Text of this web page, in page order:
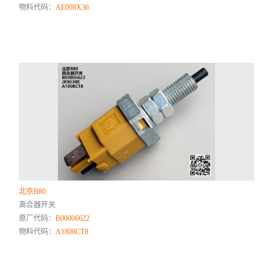
物料代码：AE008X36
北京B80
离合器开关
原厂代码：B00006622
物料代码：A1808CT8